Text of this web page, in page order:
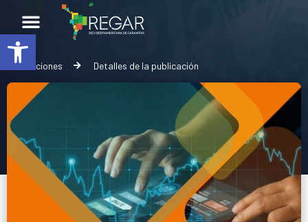
Abrir barra de herramientas
Publicaciones Detalles de la publicación